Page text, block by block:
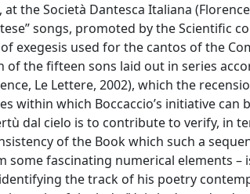
the Società Dantesca Italiana
songs, promoted by the Scientific
exegesis used for the cantos of the
the fifteen sons laid out in series
Le Lettere, 2002), which the
within which Boccaccio’s initiative can
dal cielo is to contribute to verify, in
of the Book which such a
some fascinating numerical elements –
the track of his poetry